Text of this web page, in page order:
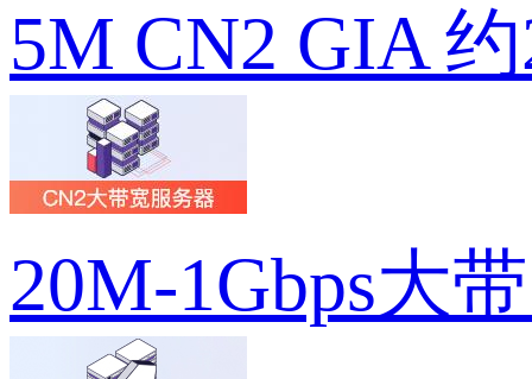
5M CN2 GIA
20M-1Gbps大